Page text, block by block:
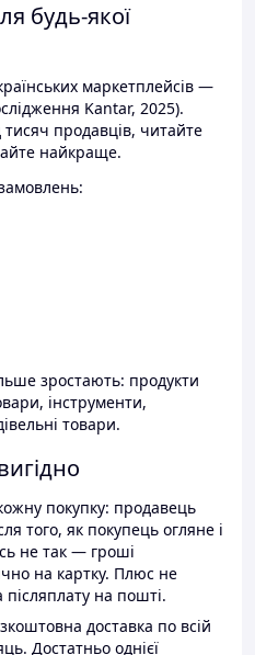
будь-якої
маркетплейсів —
Kantar, 2025).
тисяч продавців, читайте
найкраще.
зростають: продукти
інструменти,
товари.
покупку: продавець
того, як покупець огляне і
не так — гроші
на картку. Плюс не
на пошті.
доставка по всій
Достатньо однієї